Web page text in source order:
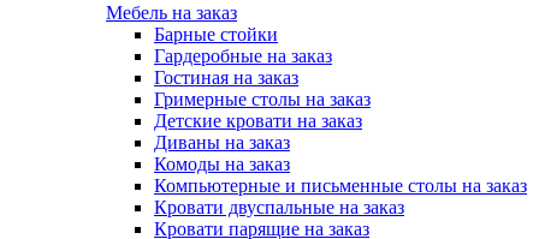
Мебель на заказ
Барные стойки
Гардеробные на заказ
Гостиная на заказ
Гримерные столы на заказ
Детские кровати на заказ
Диваны на заказ
Комоды на заказ
Компьютерные и письменные столы на заказ
Кровати двуспальные на заказ
Кровати парящие на заказ